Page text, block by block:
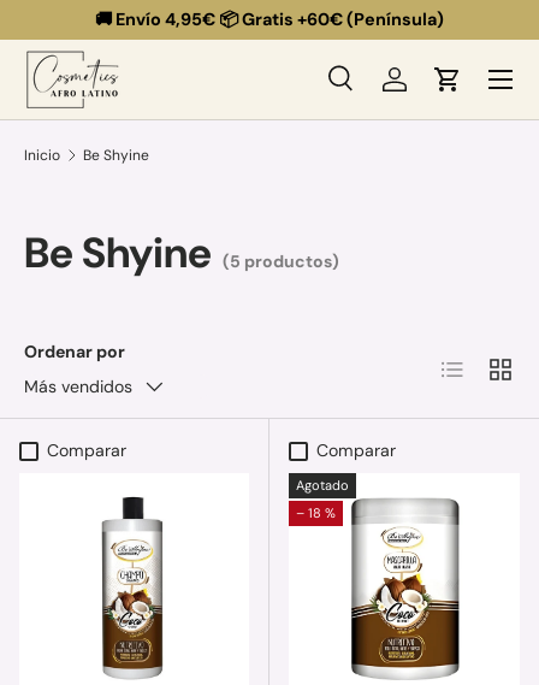
Ir al contenido
🚚 Envío 4,95€ 📦 Gratis +60€ (Península)
Buscar
BuscarIniciar sesión
Carrito
Menú
Inicio Be Shyine
Be Shyine (5 productos)
Ordenar por
Más vendidos
Lista
Comparar Comparar
Agotado
– 18 %